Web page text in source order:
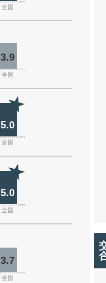
全国
3.9
全国
5.0
全国
5.0
全国
3.7
全国